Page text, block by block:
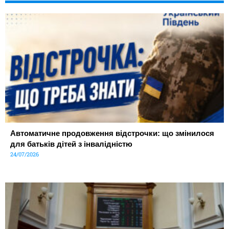
Автоматичне продовження відстрочки: що змінилося
для батьків дітей з інвалідністю
24/07/2026